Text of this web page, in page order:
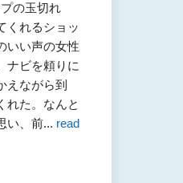
の玉切れ
くれるショッ
いい声の女性
ナビを頼りに
えながら到
れた。なんと
い、前... read